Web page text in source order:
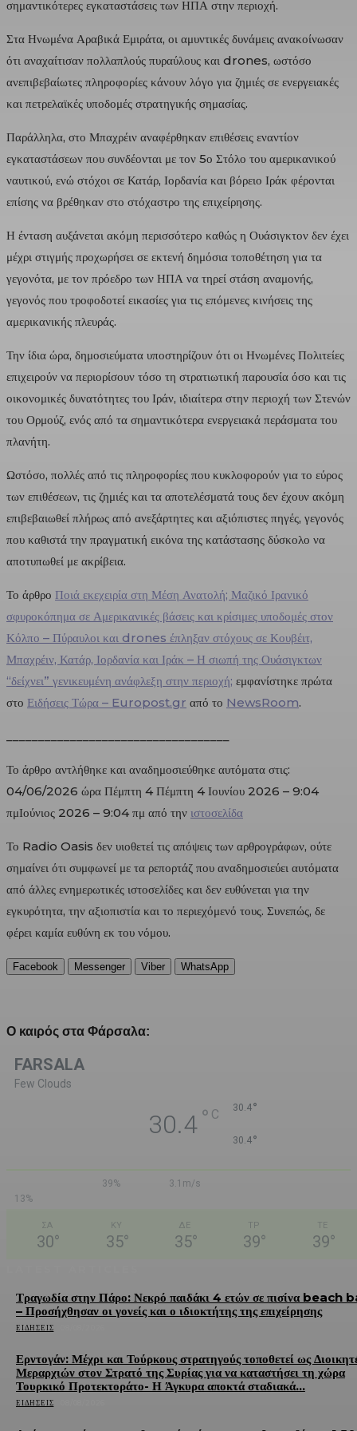
σημαντικότερες εγκαταστάσεις των ΗΠΑ στην περιοχή.
Στα Ηνωμένα Αραβικά Εμιράτα, οι αμυντικές δυνάμεις ανακοίνωσαν
ότι αναχαίτισαν πολλαπλούς πυραύλους και drones, ωστόσο
ανεπιβεβαίωτες πληροφορίες κάνουν λόγο για ζημιές σε ενεργειακές
και πετρελαϊκές υποδομές στρατηγικής σημασίας.
Παράλληλα, στο Μπαχρέιν αναφέρθηκαν επιθέσεις εναντίον
εγκαταστάσεων που συνδέονται με τον 5ο Στόλο του αμερικανικού
ναυτικού, ενώ στόχοι σε Κατάρ, Ιορδανία και βόρειο Ιράκ φέρονται
επίσης να βρέθηκαν στο στόχαστρο της επιχείρησης.
Η ένταση αυξάνεται ακόμη περισσότερο καθώς η Ουάσιγκτον δεν έχει
μέχρι στιγμής προχωρήσει σε εκτενή δημόσια τοποθέτηση για τα
γεγονότα, με τον πρόεδρο των ΗΠΑ να τηρεί στάση αναμονής,
γεγονός που τροφοδοτεί εικασίες για τις επόμενες κινήσεις της
αμερικανικής πλευράς.
Την ίδια ώρα, δημοσιεύματα υποστηρίζουν ότι οι Ηνωμένες Πολιτείες
επιχειρούν να περιορίσουν τόσο τη στρατιωτική παρουσία όσο και τις
οικονομικές δυνατότητες του Ιράν, ιδιαίτερα στην περιοχή των Στενών
του Ορμούζ, ενός από τα σημαντικότερα ενεργειακά περάσματα του
πλανήτη.
Ωστόσο, πολλές από τις πληροφορίες που κυκλοφορούν για το εύρος
των επιθέσεων, τις ζημιές και τα αποτελέσματά τους δεν έχουν ακόμη
επιβεβαιωθεί πλήρως από ανεξάρτητες και αξιόπιστες πηγές, γεγονός
που καθιστά την πραγματική εικόνα της κατάστασης δύσκολο να
αποτυπωθεί με ακρίβεια.
Το άρθρο Ποιά εκεχειρία στη Μέση Ανατολή; Μαζικό Ιρανικό
σφυροκόπημα σε Αμερικανικές βάσεις και κρίσιμες υποδομές στον
Κόλπο – Πύραυλοι και drones έπληξαν στόχους σε Κουβέιτ,
Μπαχρέιν, Κατάρ, Ιορδανία και Ιράκ – Η σιωπή της Ουάσιγκτων
“δείχνει” γενικευμένη ανάφλεξη στην περιοχή; εμφανίστηκε πρώτα
στο Ειδήσεις Τώρα – Europost.gr από το NewsRoom.
Το άρθρο αντλήθηκε και αναδημοσιεύθηκε αυτόματα στις:
04/06/2026 ώρα Πέμπτη 4 Πέμπτη 4 Ιουνίου 2026 – 9:04
πμΙούνιος 2026 – 9:04 πμ από την ιστοσελίδα
Το Radio Oasis δεν υιοθετεί τις απόψεις των αρθρογράφων, ούτε
σημαίνει ότι συμφωνεί με τα ρεπορτάζ που αναδημοσιεύει αυτόματα
από άλλες ενημερωτικές ιστοσελίδες και δεν ευθύνεται για την
εγκυρότητα, την αξιοπιστία και το περιεχόμενό τους. Συνεπώς, δε
φέρει καμία ευθύνη εκ του νόμου.
Facebook Messenger Viber WhatsApp
Ο καιρός στα Φάρσαλα:
FARSALA
Few Clouds
30.4° C 30.4°
30.4°
39%
3.1m/s
13%
ΣΑ
30°
ΚΥ
35°
ΔΕ
35°
ΤΡ
39°
ΤΕ
39°
Τραγωδία στην Πάρο: Νεκρό παιδάκι 4 ετών σε πισίνα beach
– Προσήχθησαν οι γονείς και ο ιδιοκτήτης της επιχείρησης
ΕΙΔΉΣΕΙΣ
Ερντογάν: Μέχρι και Τούρκους στρατηγούς τοποθετεί ως
Μεραρχιών στον Στρατό της Συρίας για να καταστήσει τη χώρα
Τουρκικό Προτεκτοράτο- Η Άγκυρα αποκτά σταδιακά...
ΕΙΔΉΣΕΙΣ